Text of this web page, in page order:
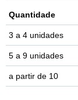
Quantidade
3 a 4 unidades
5 a 9 unidades
a partir de 10